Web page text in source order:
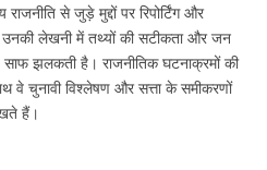
राजनीति से जुड़े मुद्दों पर रिपोर्टिंग और
लेखनी में तथ्यों की सटीकता और जन
साफ झलकती है। राजनीतिक घटनाक्रमों की
वे चुनावी विश्लेषण और सत्ता के समीकरणों
हैं।